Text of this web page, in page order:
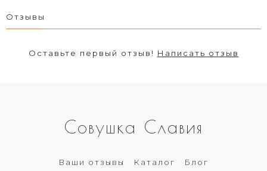
Отзывы
Оставьте первый отзыв! Написать отзыв
Совушка Славия
Ваши отзывы Каталог
Блог